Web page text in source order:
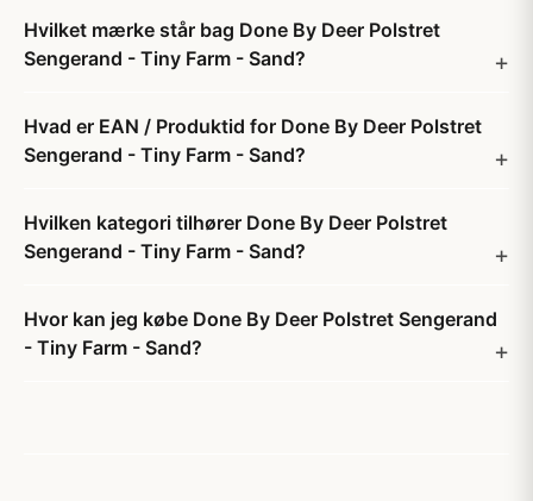
Hvilket mærke står bag Done By Deer Polstret
Sengerand - Tiny Farm - Sand?
Hvad er EAN / Produktid for Done By Deer Polstret
Sengerand - Tiny Farm - Sand?
Hvilken kategori tilhører Done By Deer Polstret
Sengerand - Tiny Farm - Sand?
Hvor kan jeg købe Done By Deer Polstret Sengerand
- Tiny Farm - Sand?